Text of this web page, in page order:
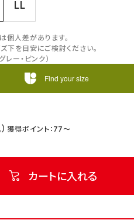
LL
77
カートに入れる
個人差があります。
下を目安にご検討ください。
ー・ピンク）
Find your size